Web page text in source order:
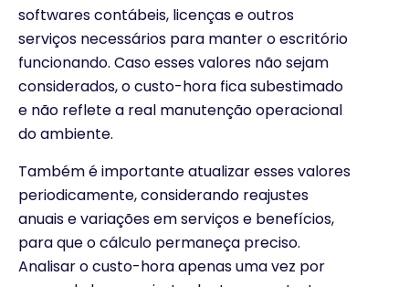
softwares contábeis, licenças e outros
serviços necessários para manter o escritório
funcionando. Caso esses valores não sejam
considerados, o custo-hora fica subestimado
e não reflete a real manutenção operacional
do ambiente.
Também é importante atualizar esses valores
periodicamente, considerando reajustes
anuais e variações em serviços e benefícios,
para que o cálculo permaneça preciso.
Analisar o custo-hora apenas uma vez por